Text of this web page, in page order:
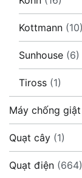
Kottmann (10)
Sunhouse (6)
Tiross (1)
Máy chống
Quạt cây (1)
Quạt điện (664)